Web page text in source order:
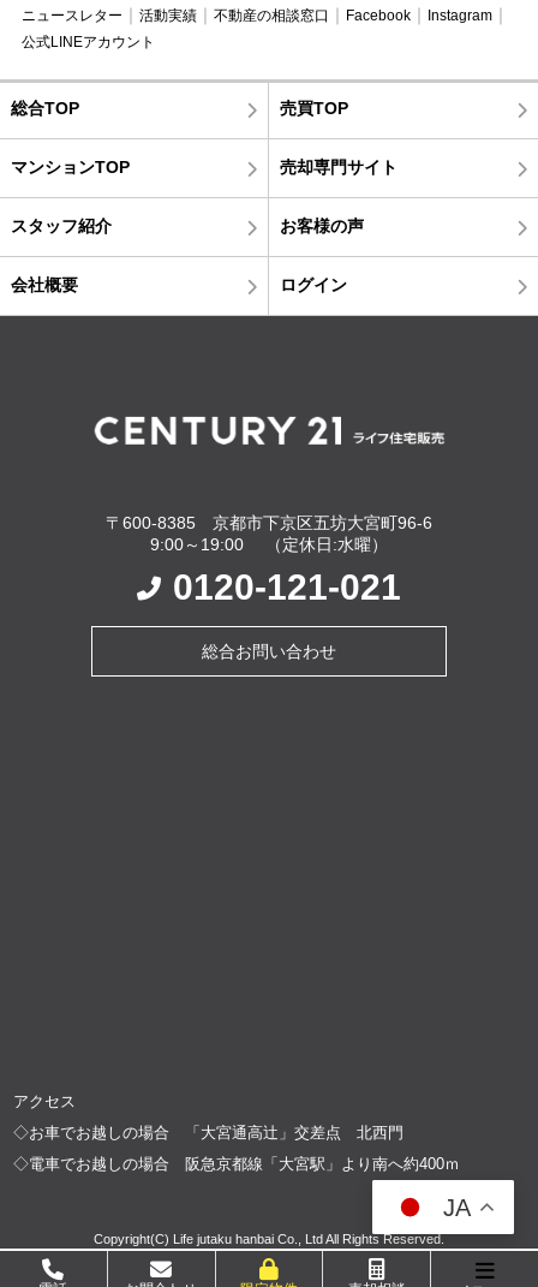
ニュースレター
活動実績 不動産の相談窓口 Facebook
Instagram
公式LINEアカウント
総合TOP 売買TOP
マンションTOP 売却専門サイト
スタッフ紹介 お客様の声
会社概要 ログイン
〒600-8385 京都市下京区五坊大宮町96-6
9:00～19:00 （定休日:水曜）
0120-121-021
総合お問い合わせ
アクセス
◇お車でお越しの場合 「大宮通高辻」交差点 北西門
◇電車でお越しの場合 阪急京都線「大宮駅」より南へ約400ｍ
Copyright(C) Life jutaku hanbai Co., Ltd All Rights Reserved.
JA